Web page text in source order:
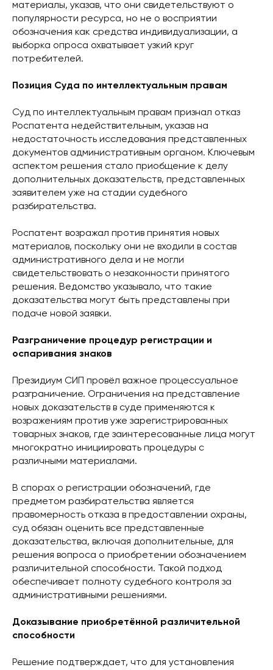
материалы, указав, что они свидетельствуют о
популярности ресурса, но не о восприятии
обозначения как средства индивидуализации, а
выборка опроса охватывает узкий круг
потребителей.
Позиция Суда по интеллектуальным правам
Суд по интеллектуальным правам признал отказ
Роспатента недействительным, указав на
недостаточность исследования представленных
документов административным органом. Ключевым
аспектом решения стало приобщение к делу
дополнительных доказательств, представленных
заявителем уже на стадии судебного
разбирательства.
Роспатент возражал против принятия новых
материалов, поскольку они не входили в состав
административного дела и не могли
свидетельствовать о незаконности принятого
решения. Ведомство указывало, что такие
доказательства могут быть представлены при
подаче новой заявки.
Разграничение процедур регистрации и
оспаривания знаков
Президиум СИП провёл важное процессуальное
разграничение. Ограничения на представление
новых доказательств в суде применяются к
возражениям против уже зарегистрированных
товарных знаков, где заинтересованные лица могут
многократно инициировать процедуры с
различными материалами.
В спорах о регистрации обозначений, где
предметом разбирательства является
правомерность отказа в предоставлении охраны,
суд обязан оценить все представленные
доказательства, включая дополнительные, для
решения вопроса о приобретении обозначением
различительной способности. Такой подход
обеспечивает полноту судебного контроля за
административными решениями.
Доказывание приобретённой различительной
способности
Решение подтверждает, что для установления